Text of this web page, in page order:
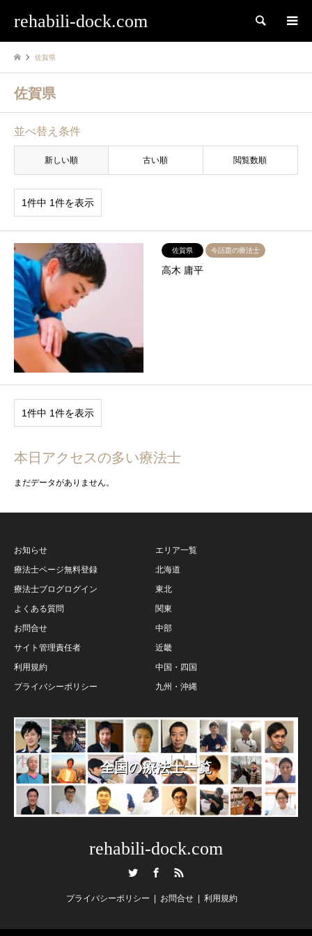
rehabili-dock.com 検索
佐賀県
佐賀県
並べ替え条件
新しい順 古い順 閲覧数順
1件中 1件を表示
佐賀県 今話題の療法士
高木 庸平
1件中 1件を表示
本日アクセスの多い療法士
まだデータがありません。
お知らせ
療法士ページ無料登録
療法士ブログログイン
よくある質問
お問合せ
サイト管理責任者
利用規約
プライバシーポリシー
エリア一覧
北海道
東北
関東
中部
近畿
中国・四国
九州・沖縄
全国の療法士一覧
rehabili-dock.com
プライバシーポリシー お問合せ 利用規約